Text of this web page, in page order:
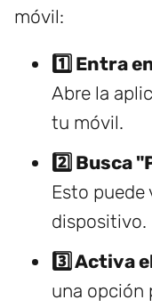
móvil:
1️⃣ Entra
Abre la
tu móvil.
2️⃣ Busca
Esto puede
dispositivo.
3️⃣ Activa
una opción